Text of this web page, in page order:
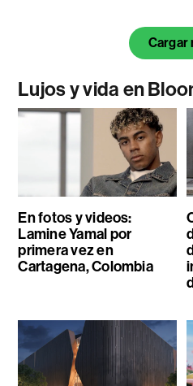
Cargar
Lujos y vida en
En fotos y videos:
Lamine Yamal por
primera vez en
Cartagena, Colombia